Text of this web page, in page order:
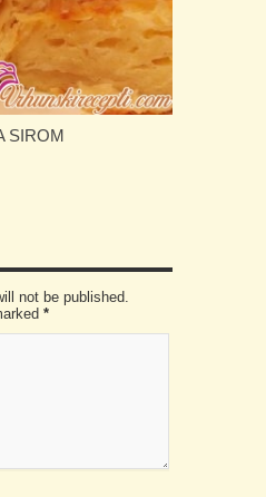
SIROM
not be published.
*